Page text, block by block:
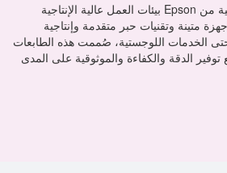
تدعم حلول الطباعة الصناعية من Epson بيئات العمل عالية الإنتاجية
متينة وتقنيات حبر متقدمة وإنتاجية
الخدمات اللوجستية، صُممت هذه الطابعات
الدقة والكفاءة والموثوقية على المدى